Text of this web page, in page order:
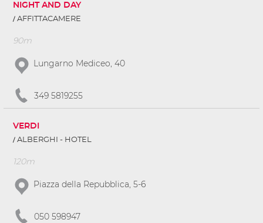
NIGHT AND DAY
AFFITTACAMERE
90m
Lungarno Mediceo, 40
349 5819255
VERDI
ALBERGHI - HOTEL
120m
Piazza della Repubblica, 5-6
050 598947